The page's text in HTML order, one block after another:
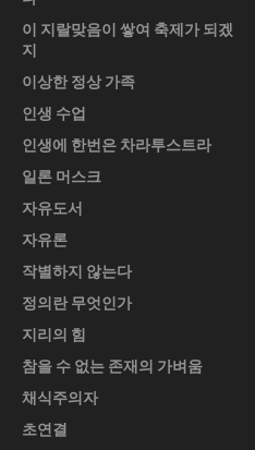
이 지랄맞음이 쌓여 축제가 되겠
지
이상한 정상 가족
인생 수업
인생에 한번은 차라투스트라
일론 머스크
자유도서
자유론
작별하지 않는다
정의란 무엇인가
지리의 힘
참을 수 없는 존재의 가벼움
채식주의자
초연결